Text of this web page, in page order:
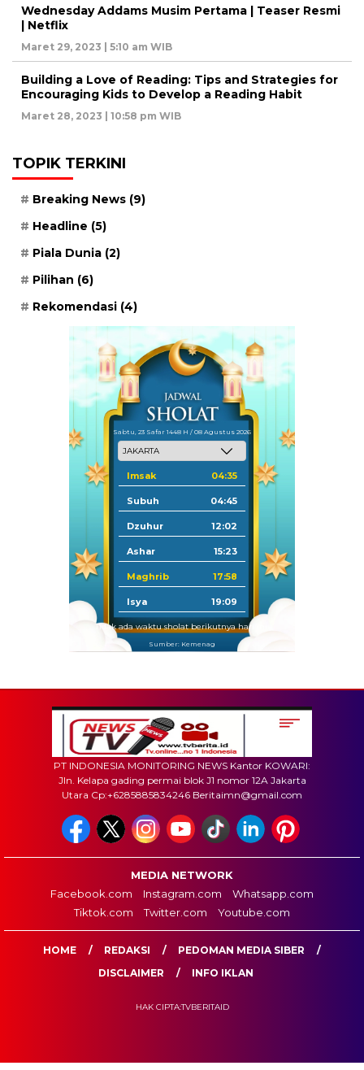
Wednesday Addams Musim Pertama | Teaser Resmi
| Netflix
Maret 29, 2023 | 5:10 am WIB
Building a Love of Reading: Tips and Strategies for
Encouraging Kids to Develop a Reading Habit
Maret 28, 2023 | 10:58 pm WIB
TOPIK TERKINI
Breaking News (9)
Headline (5)
Piala Dunia (2)
Pilihan (6)
Rekomendasi (4)
Sabtu, 23 Safar 1448 H / 08 Agustus 2026
Imsak 04:35
Subuh 04:45
Dzuhur 12:02
Ashar 15:23
Maghrib 17:58
Isya 19:09
Tidak ada waktu sholat berikutnya hari ini.
Sumber: Kemenag
PT INDONESIA MONITORING NEWS Kantor KOWARI:
Jln. Kelapa gading permai blok J1 nomor 12A Jakarta
Utara Cp:+6285885834246 Beritaimn@gmail.com
MEDIA NETWORK
Facebook.com
Instagram.com
Whatsapp.com
Tiktok.com
Twitter.com Youtube.com
HOME REDAKSI
PEDOMAN MEDIA SIBER
DISCLAIMER
INFO IKLAN
HAK CIPTA:TVBERITAID